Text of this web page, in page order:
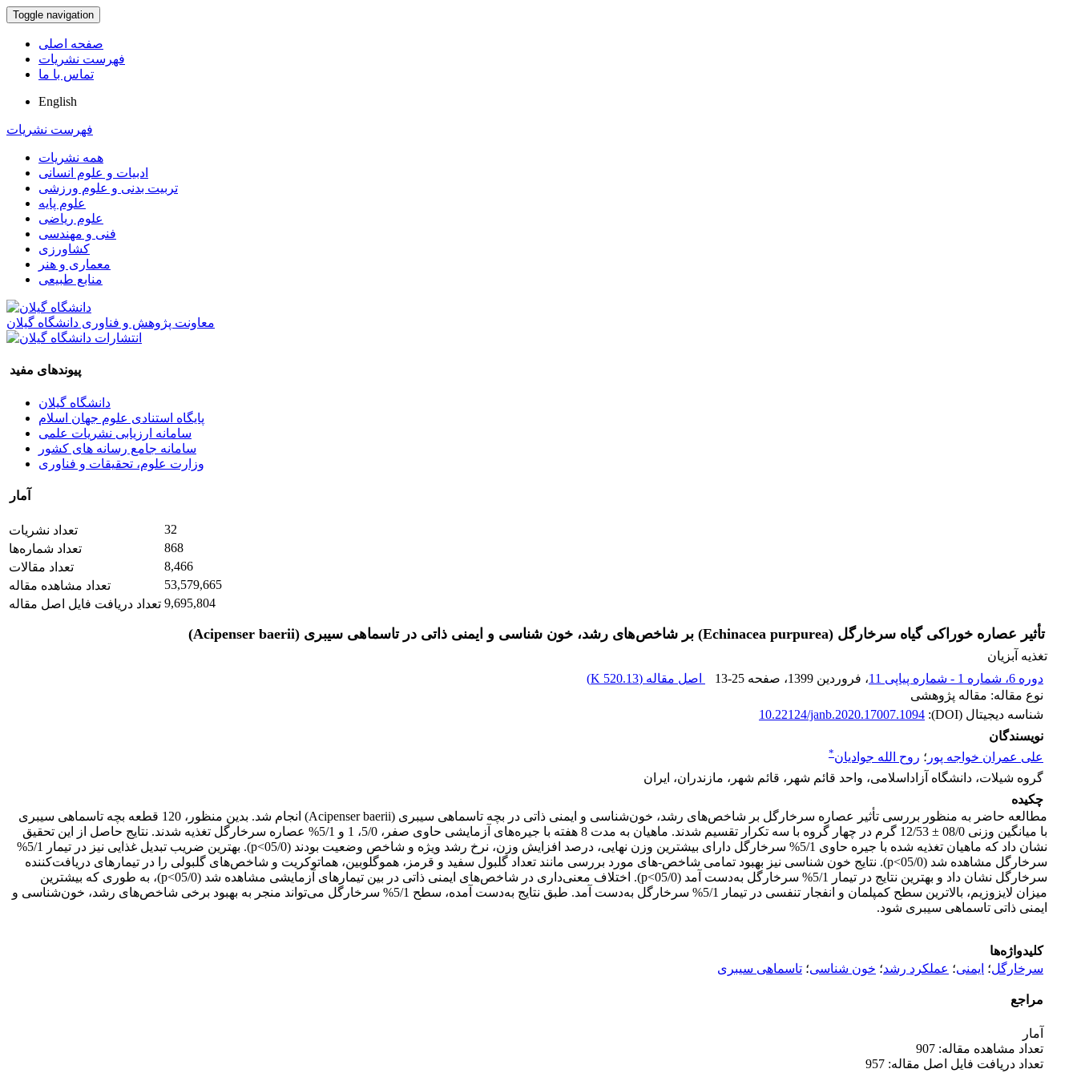
Toggle navigation
صفحه اصلی
فهرست نشریات
تماس با ما
English
فهرست نشریات
همه نشریات
ادبیات و علوم انسانی
تربیت بدنی و علوم ورزشی
علوم پایه
علوم ریاضی
فنی و مهندسی
کشاورزی
معماری و هنر
منابع طبیعی
معاونت پژوهش و فناوری دانشگاه گیلان
پیوندهای مفید
دانشگاه گیلان
پایگاه استنادی علوم جهان اسلام
سامانه ارزیابی نشریات علمی
سامانه جامع رسانه های کشور
وزارت علوم، تحقیقات و فناوری
آمار
تعداد نشریات
32
تعداد شماره‌ها
868
تعداد مقالات
8,466
تعداد مشاهده مقاله
53,579,665
تعداد دریافت فایل اصل مقاله 9,695,804
تأثیر عصاره خوراکی گیاه سرخارگل (Echinacea purpurea) بر شاخص‌های رشد، خون شناسی و ایمنی ذاتی در تاسماهی سیبری (Acipenser baerii)
تغذیه آبزیان
دوره 6، شماره 1 - شماره پیاپی 11
، فروردین 1399 ، صفحه 13-25 اصل مقاله (520.13 K
)
نوع مقاله: مقاله پژوهشی
شناسه دیجیتال (DOI):
10.22124/janb.2020.17007.1094
نویسندگان
علی عمران خواجه پور ؛ روح الله جوادیان*
گروه شیلات، دانشگاه آزاداسلامی، واحد قائم شهر، قائم شهر، مازندران، ایران
چکیده
مطالعه حاضر به منظور بررسی تأثیر عصاره سرخارگل بر شاخص‌های رشد، خون‌شناسی و ایمنی ذاتی در بچه تاسماهی سیبری (Acipenser baerii) انجام شد. بدین منظور، 120 قطعه بچه تاسماهی سیبری
با میانگین وزنی 08/0 ± 12/53 گرم در چهار گروه با سه تکرار تقسیم شدند. ماهیان به مدت 8 هفته با جیره‌های آزمایشی حاوی صفر، 5/0، 1 و 5/1‌% عصاره سرخارگل تغذیه شدند. نتایج حاصل از این تحقیق
نشان داد که ماهیان تغذیه شده با جیره حاوی 5/1‌% سرخارگل دارای بیشترین وزن نهایی، درصد افزایش وزن، نرخ رشد ویژه و شاخص وضعیت بودند (05/0>p). بهترین ضریب تبدیل غذایی نیز در تیمار 5/1‌%
سرخارگل مشاهده شد (05/0>p). نتایج خون شناسی نیز بهبود تمامی شاخص-های مورد بررسی مانند تعداد گلبول سفید و قرمز، هموگلوبین، هماتوکریت و شاخص‌های گلبولی را در تیمارهای دریافت‌کننده
سرخارگل نشان داد و بهترین نتایج در تیمار 5/1‌% سرخارگل به‌دست آمد (05/0>p). اختلاف معنی‌داری در شاخص‌های ایمنی ذاتی در بین تیمارهای آزمایشی مشاهده شد (05/0>p)، به طوری که بیشترین
میزان لایزوزیم، بالاترین سطح کمپلمان و انفجار تنفسی در تیمار 5/1‌% سرخارگل به‌دست آمد. طبق نتایج به‌دست آمده، سطح 5/1‌% سرخارگل می‌تواند منجر به بهبود برخی شاخص‌های رشد، خون‌شناسی و
ایمنی ذاتی تاسماهی سیبری شود.
کلیدواژه‌ها
سرخارگل؛ ایمنی؛ عملکرد رشد؛ خون شناسی؛ تاسماهی سیبری
مراجع
آمار
تعداد مشاهده مقاله: 907
تعداد دریافت فایل اصل مقاله: 957